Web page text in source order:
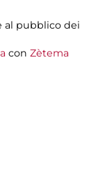
al pubblico dei
con Zètema